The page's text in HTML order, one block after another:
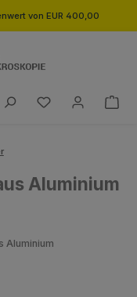
von EUR 400,00
Du hast 0
Aluminium